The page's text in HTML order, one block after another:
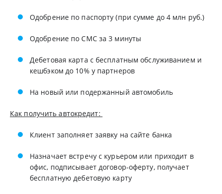
Одобрение по паспорту (при сумме до 4 млн руб.)
Одобрение по СМС за 3 минуты
Дебетовая карта с бесплатным обслуживанием и
кешбэком до 10% у партнеров
На новый или подержанный автомобиль
Как получить автокредит:
Клиент заполняет заявку на сайте банка
Назначает встречу с курьером или приходит в
офис, подписывает договор-оферту, получает
бесплатную дебетовую карту